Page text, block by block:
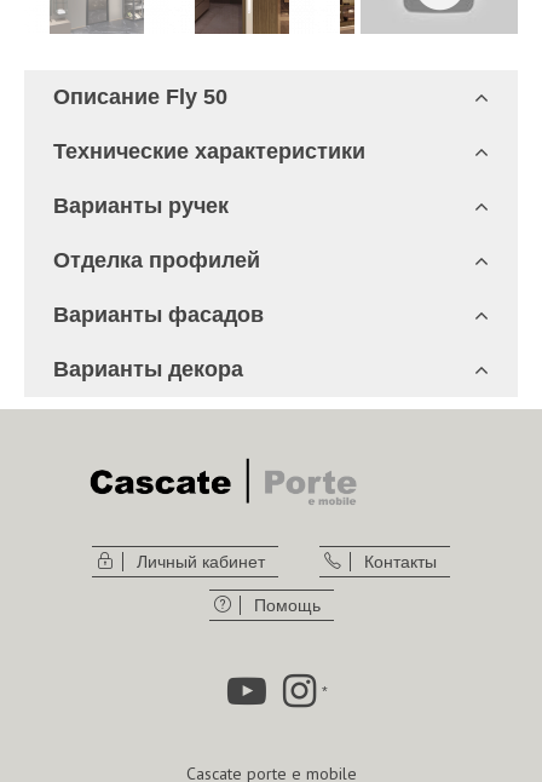
Описание Fly 50
Технические характеристики
Варианты ручек
Отделка профилей
Варианты фасадов
Варианты декора
Личный кабинет Контакты
Помощь
*
Cascate porte e mobile